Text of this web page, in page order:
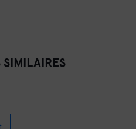
SIMILAIRES